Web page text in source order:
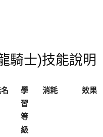
騎士)技能說明
學
習
等
級
消耗 效果